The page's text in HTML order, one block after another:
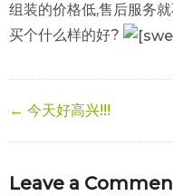
组装的价格低,售后服务
买个什么样的好?
← 今天好高兴!!!
Leave a